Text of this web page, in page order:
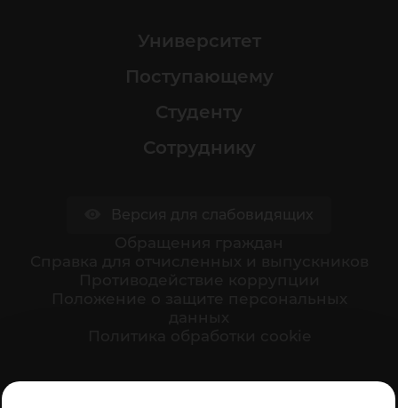
Университет
Поступающему
Студенту
Сотруднику